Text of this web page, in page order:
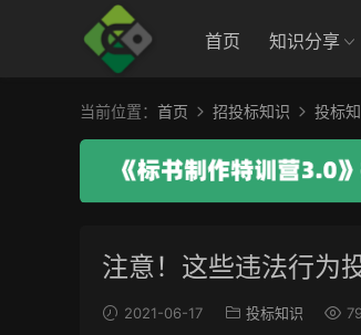
首页 知识分享
当前位置： 首页 招投标知识 投标
注意！这些违法行为
2021-06-17 投标知识